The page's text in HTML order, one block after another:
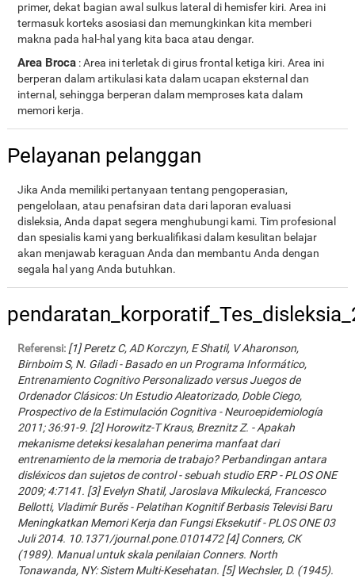
primer, dekat bagian awal sulkus lateral di hemisfer kiri. Area ini
termasuk korteks asosiasi dan memungkinkan kita memberi
makna pada hal-hal yang kita baca atau dengar.
Area Broca : Area ini terletak di girus frontal ketiga kiri. Area ini
berperan dalam artikulasi kata dalam ucapan eksternal dan
internal, sehingga berperan dalam memproses kata dalam
memori kerja.
Pelayanan pelanggan
Jika Anda memiliki pertanyaan tentang pengoperasian,
pengelolaan, atau penafsiran data dari laporan evaluasi
disleksia, Anda dapat segera menghubungi kami. Tim profesional
dan spesialis kami yang berkualifikasi dalam kesulitan belajar
akan menjawab keraguan Anda dan membantu Anda dengan
segala hal yang Anda butuhkan.
Referensi: [1] Peretz C, AD Korczyn, E Shatil, V Aharonson,
Birnboim S, N. Giladi - Basado en un Programa Informático,
Entrenamiento Cognitivo Personalizado versus Juegos de
Ordenador Clásicos: Un Estudio Aleatorizado, Doble Ciego,
Prospectivo de la Estimulación Cognitiva - Neuroepidemiología
2011; 36:91-9. [2] Horowitz-T Kraus, Breznitz Z. - Apakah
mekanisme deteksi kesalahan penerima manfaat dari
entrenamiento de la memoria de trabajo? Perbandingan antara
disléxicos dan sujetos de control - sebuah studio ERP - PLOS ONE
2009; 4:7141. [3] Evelyn Shatil, Jaroslava Mikulecká, Francesco
Bellotti, Vladimír Burěs - Pelatihan Kognitif Berbasis Televisi Baru
Meningkatkan Memori Kerja dan Fungsi Eksekutif - PLOS ONE 03
Juli 2014. 10.1371/journal.pone.0101472 [4] Conners, CK
(1989). Manual untuk skala penilaian Conners. North
Tonawanda, NY: Sistem Multi-Kesehatan. [5] Wechsler, D. (1945).